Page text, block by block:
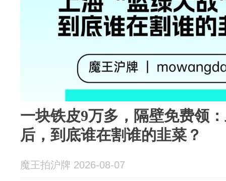
一块铁皮9万多，隔壁免费领
后，到底谁在割谁的韭菜？
魔王拍沪牌 2026-08-07